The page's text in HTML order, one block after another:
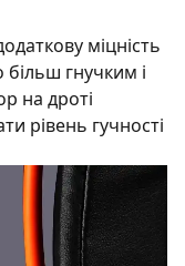
міцність
більш гнучким і
на дроті
рівень гучності